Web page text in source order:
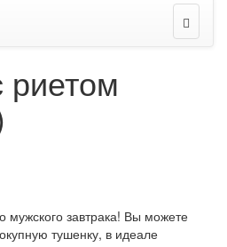
риетом
мужского завтрака! Вы можете
тушенку, в идеале